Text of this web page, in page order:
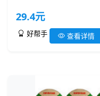
29.4元
好帮手 查看详情